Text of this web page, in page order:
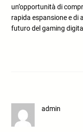
un’opportunità di
rapida espansione e di
futuro del gaming
admin